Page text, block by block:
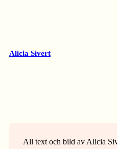
Alicia Sivert
All text och bild av Alicia